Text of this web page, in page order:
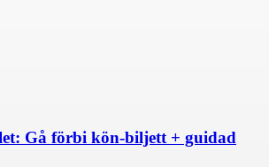
Gå förbi kön-biljett + guidad